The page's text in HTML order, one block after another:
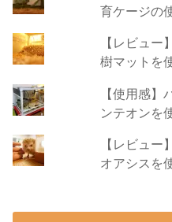
育ケージの
【レビュ
樹マットを
【使用感
ンテオンを
【レビュー
オアシスを